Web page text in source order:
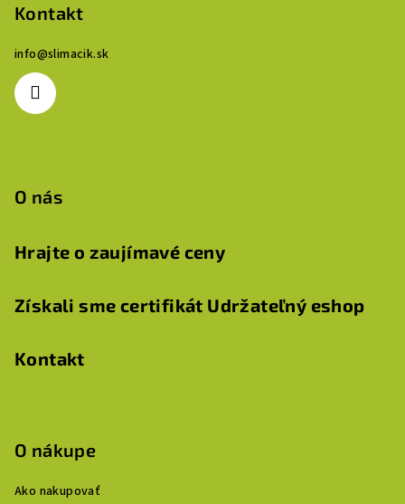
Kontakt
info@slimacik.sk
O nás
Hrajte o zaujímavé ceny
Získali sme certifikát Udržateľný eshop
Kontakt
O nákupe
Ako nakupovať